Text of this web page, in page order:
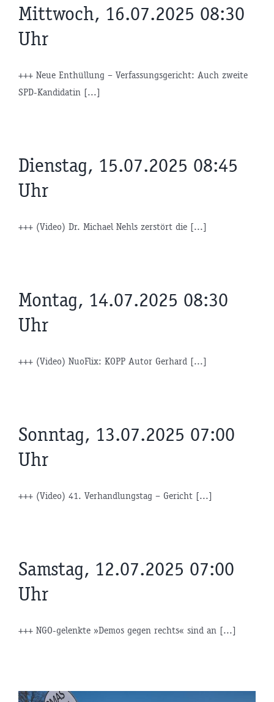
Mittwoch, 16.07.2025 08:30
Uhr
+++ Neue Enthüllung – Verfassungsgericht: Auch zweite
SPD-Kandidatin [...]
Dienstag, 15.07.2025 08:45
Uhr
+++ (Video) Dr. Michael Nehls zerstört die [...]
Montag, 14.07.2025 08:30
Uhr
+++ (Video) NuoFlix: KOPP Autor Gerhard [...]
Sonntag, 13.07.2025 07:00
Uhr
+++ (Video) 41. Verhandlungstag – Gericht [...]
Samstag, 12.07.2025 07:00
Uhr
+++ NGO-gelenkte »Demos gegen rechts« sind an [...]